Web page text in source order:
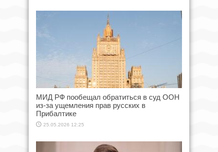
МИД РФ пообещал обратиться в суд ООН
из-за ущемления прав русских в
Прибалтике
25.05.2026 12:25